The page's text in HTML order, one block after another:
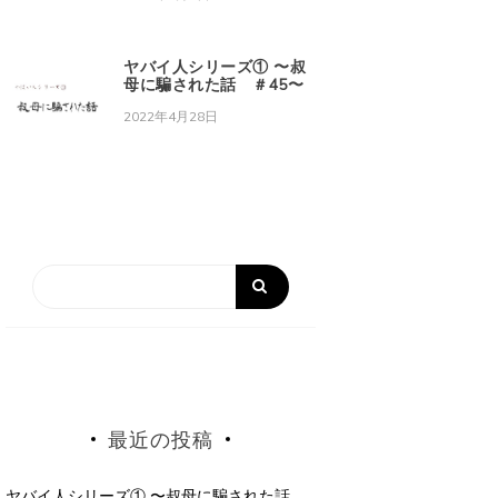
ヤバイ人シリーズ① 〜叔
母に騙された話 ＃45〜
2022年4月28日
最近の投稿